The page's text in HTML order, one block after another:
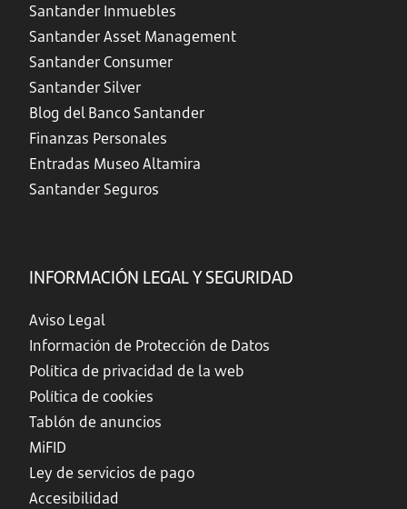
Santander Inmuebles
Santander Asset Management
Santander Consumer
Santander Silver
Blog del Banco Santander
Finanzas Personales
Entradas Museo Altamira
Santander Seguros
INFORMACIÓN LEGAL Y SEGURIDAD
Aviso Legal
Información de Protección de Datos
Política de privacidad de la web
Política de cookies
Tablón de anuncios
MiFID
Ley de servicios de pago
Accesibilidad